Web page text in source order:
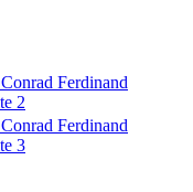
Ferdinand
2
Ferdinand
3